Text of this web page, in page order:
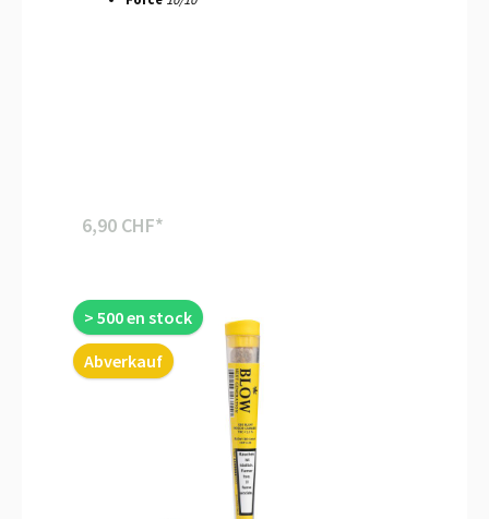
6,90 CHF*
> 500 en stock
Abverkauf